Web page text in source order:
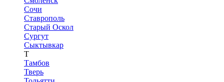
Сочи
Ставрополь
Старый Оскол
Сургут
Сыктывкар
Т
Тамбов
Тверь